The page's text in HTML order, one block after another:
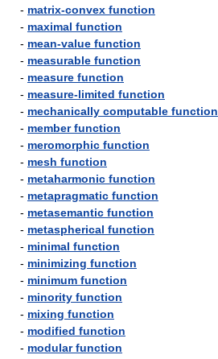
- matrix-convex function
- maximal function
- mean-value function
- measurable function
- measure function
- measure-limited function
- mechanically computable function
- member function
- meromorphic function
- mesh function
- metaharmonic function
- metapragmatic function
- metasemantic function
- metaspherical function
- minimal function
- minimizing function
- minimum function
- minority function
- mixing function
- modified function
- modular function